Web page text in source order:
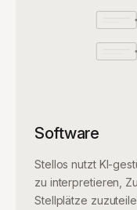
Software
Stellos nutzt KI-
zu interpretieren,
Stellplätze